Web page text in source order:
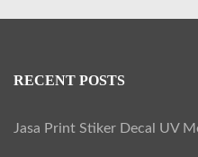
RECENT POSTS
Jasa Print Stiker Decal UV